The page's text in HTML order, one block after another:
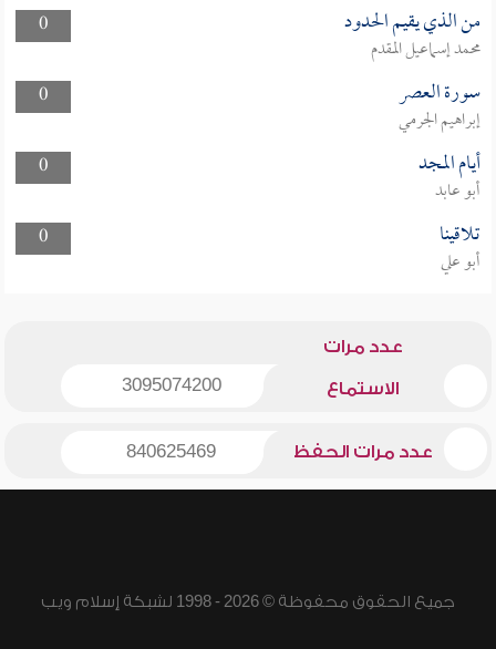
0
من الذي يقيم الحدود
محمد إسماعيل المقدم
0
سورة العصر
إبراهيم الجرمي
0
أيام المجد
أبو عابد
0
تلاقينا
أبو علي
عدد مرات
الاستماع 3095074200
عدد مرات الحفظ 840625469
جميع الحقوق محفوظة © 2026 - 1998 لشبكة إسلام ويب